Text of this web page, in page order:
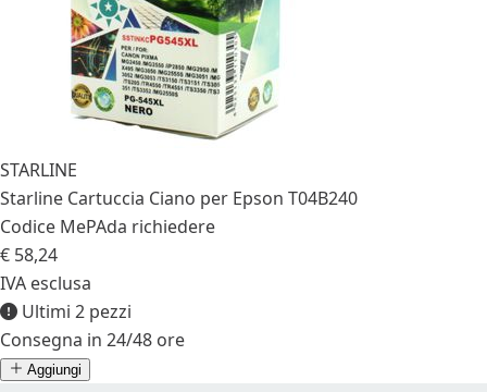
STARLINE
Starline Cartuccia Ciano per Epson T04B240
Codice MePAda richiedere
€ 58,24
IVA esclusa
Ultimi 2 pezzi
Consegna in 24/48 ore
Aggiungi